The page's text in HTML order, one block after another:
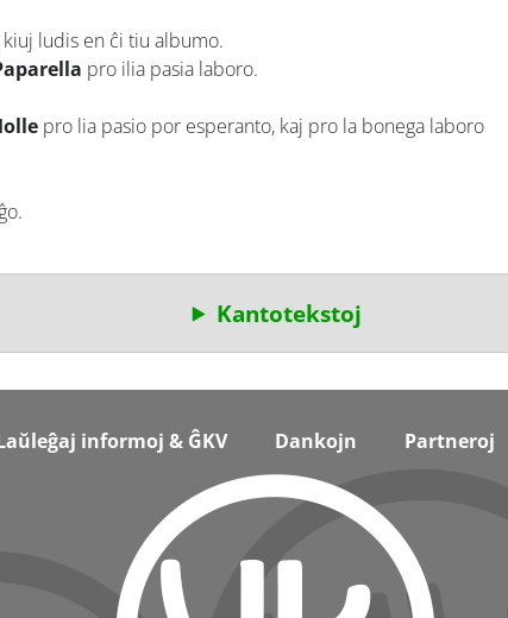
ludis en ĉi tiu albumo.
pro ilia pasia laboro.
pro lia pasio por esperanto, kaj pro la bonega laboro
Kantotekstoj
informoj & ĜKV Dankojn Partneroj